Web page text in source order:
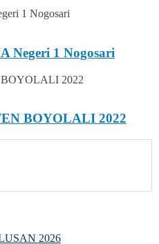
Negeri 1 Nogosari
BOYOLALI 2022
2026